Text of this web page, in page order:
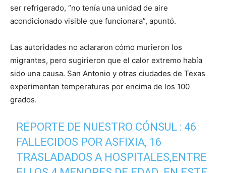
ser refrigerado, “no tenía una unidad de aire
acondicionado visible que funcionara”, apuntó.
Las autoridades no aclararon cómo murieron los
migrantes, pero sugirieron que el calor extremo había
sido una causa. San Antonio y otras ciudades de Texas
experimentan temperaturas por encima de los 100
grados.
REPORTE DE NUESTRO CÓNSUL : 46
FALLECIDOS POR ASFIXIA, 16
TRASLADADOS A HOSPITALES,ENTRE